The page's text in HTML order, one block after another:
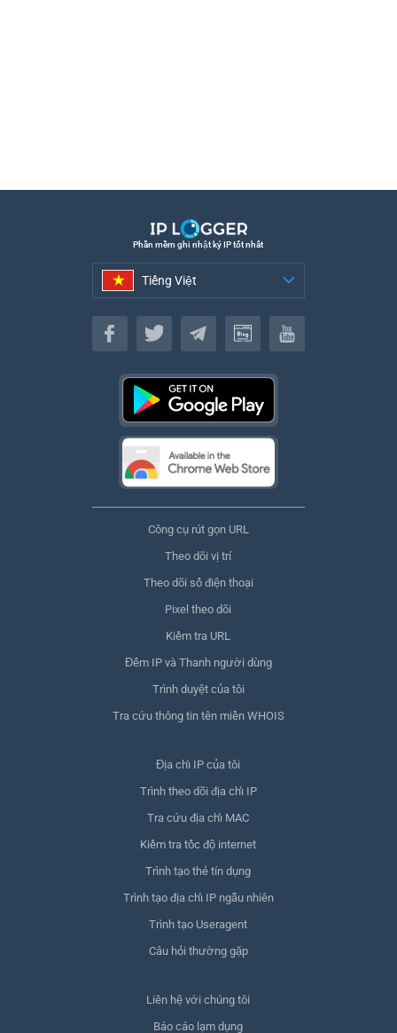
Phần mềm ghi nhật ký IP tốt nhất
Tiếng Việt
Tiếng Việt
Công cụ rút gọn URL
Theo dõi vị trí
Theo dõi số điện thoại
Pixel theo dõi
Kiểm tra URL
Đếm IP và Thanh người dùng
Trình duyệt của tôi
Tra cứu thông tin tên miền WHOIS
Địa chỉ IP của tôi
Trình theo dõi địa chỉ IP
Tra cứu địa chỉ MAC
Kiểm tra tốc độ internet
Trình tạo thẻ tín dụng
Trình tạo địa chỉ IP ngẫu nhiên
Trình tạo Useragent
Câu hỏi thường gặp
Liên hệ với chúng tôi
Báo cáo lạm dụng